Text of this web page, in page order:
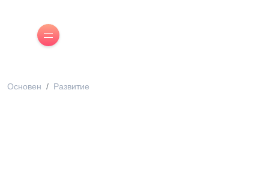
Основен Развитие